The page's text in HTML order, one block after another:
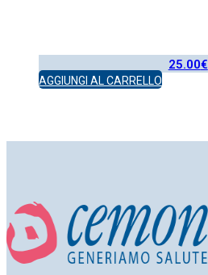
25.00€
AGGIUNGI AL CARRELLO